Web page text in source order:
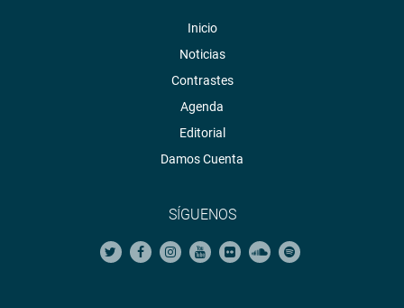
Inicio
Noticias
Contrastes
Agenda
Editorial
Damos Cuenta
SÍGUENOS